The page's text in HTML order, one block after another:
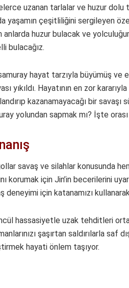
uzanan tarlalar ve huzur dolu
yaşamın çeşitliliğini sergileyen
anlarda huzur bulacak ve
bulacağız.
hayat tarzıyla büyümüş
yıkıldı. Hayatının en zor
kazanamayacağı bir
yolundan sapmak mı? İşte
savaş ve silahlar konusunda
korumak için Jin’in becerilerini
deneyimi için katanamızı
hassasiyetle uzak tehditleri
şaşırtan saldırılarla
hayati önlem taşıyor.